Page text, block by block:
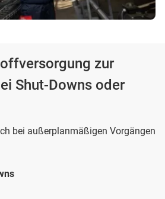
zur
Shut-Downs oder
bei außerplanmäßigen Vorgängen